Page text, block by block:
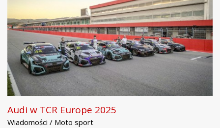
Audi w TCR Europe 2025
Wiadomości / Moto sport